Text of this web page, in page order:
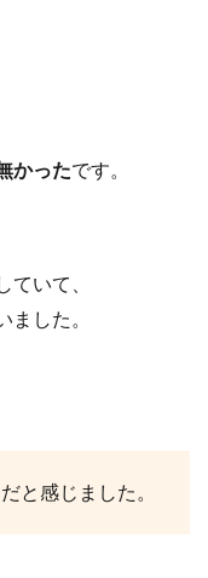
かったです。
ていて、
ました。
だと感じました。